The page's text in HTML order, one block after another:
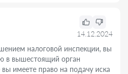
14.12.2024
налоговой инспекции, вы
в вышестоящий орган
имеете право на подачу иска